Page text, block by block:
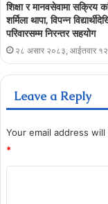
शिक्षा र मानवसेवामा सक्रिय
शर्मिला थापा, विपन्न
परिवारसम्म निरन्तर सहयोग
२८ असार २०८३, आईतवार
Leave a Reply
Your email address
*